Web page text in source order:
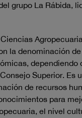
grupo La Rábida,
la denominación
dependiendo
Superior. Es
de recursos
para
el nivel